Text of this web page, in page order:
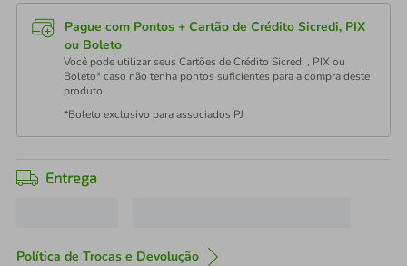
Pague com Pontos + Cartão de Crédito Sicredi, PIX
ou Boleto
Você pode utilizar seus Cartões de Crédito Sicredi , PIX ou
Boleto* caso não tenha pontos suficientes para a compra deste
produto.
*Boleto exclusivo para associados PJ
Entrega
Política de Trocas e Devolução